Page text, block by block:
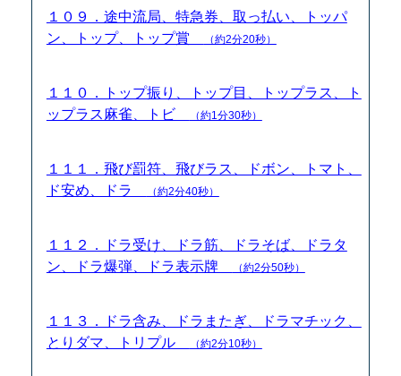
１０９．途中流局、特急券、取っ払い、トッパ
ン、トップ、トップ賞
（約2分20秒）
１１０．トップ振り、トップ目、トップラス、ト
ップラス麻雀、トビ
（約1分30秒）
１１１．飛び罰符、飛びラス、ドボン、トマト、
ド安め、ドラ
（約2分40秒）
１１２．ドラ受け、ドラ筋、ドラそば、ドラタ
ン、ドラ爆弾、ドラ表示牌
（約2分50秒）
１１３．ドラ含み、ドラまたぎ、ドラマチック、
とりダマ、トリプル
（約2分10秒）